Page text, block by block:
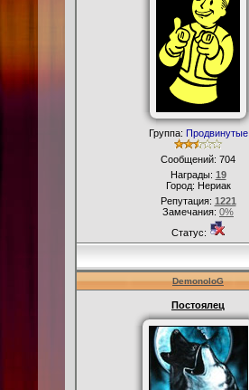
Группа: Продвинутые
Сообщений: 704
Награды: 19
Город: Нериак
Репутация: 1221
Замечания: 0%
Статус:
DemonoloG
Постоялец